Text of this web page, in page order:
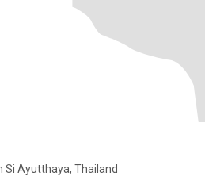
Si Ayutthaya, Thailand